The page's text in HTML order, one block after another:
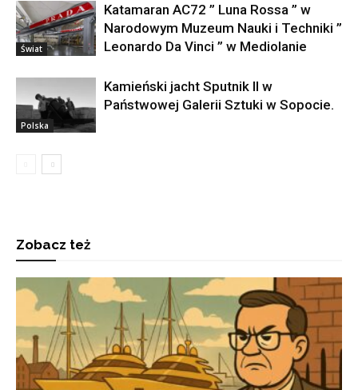
Świat
Katamaran AC72 ” Luna Rossa ” w
Narodowym Muzeum Nauki i Techniki ”
Leonardo Da Vinci ” w Mediolanie
Polska
Kamieński jacht Sputnik II w
Państwowej Galerii Sztuki w Sopocie.
Zobacz też